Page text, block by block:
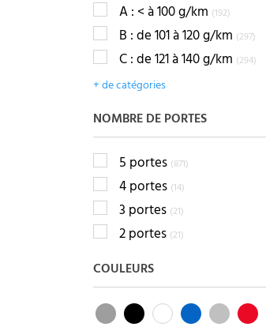
A : < à 100 g/km (192)
B : de 101 à 120 g/km (297)
C : de 121 à 140 g/km (294)
+ de catégories
NOMBRE DE PORTES
5 portes (871)
4 portes (14)
3 portes (21)
2 portes (21)
COULEURS